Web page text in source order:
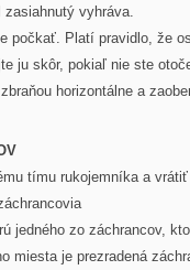
zasiahnutý vyhráva.
počkať. Platí pravidlo, že
ju skôr, pokiaľ nie ste
horizontálne a
tímu rukojemníka a
jedného zo záchrancov,
miesta je prezradená